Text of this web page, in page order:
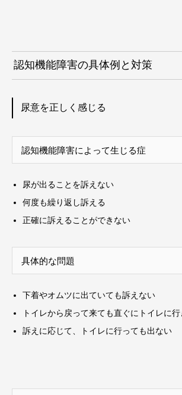
認知機能障害の具体例と対策
尿意を正しく感じる
認知機能障害によって生じる症
尿が出ることを訴えない
何度も繰り返し訴える
正確に訴えることができない
具体的な問題
下着やオムツに出ていても訴えない
トイレから戻って来ても直ぐにトイレに
訴えに応じて、トイレに行っても出ない